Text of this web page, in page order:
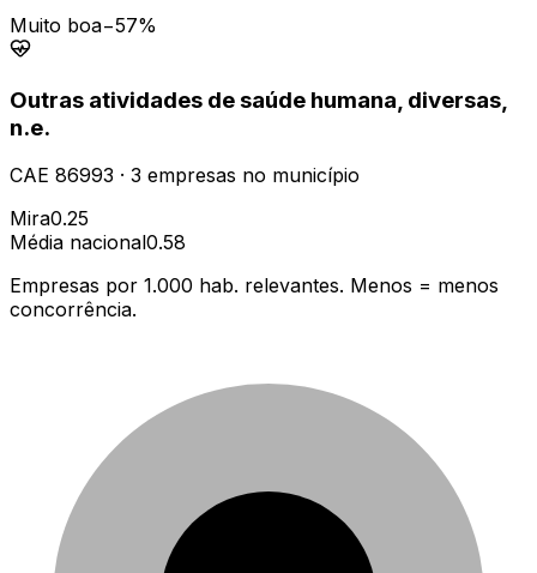
Muito boa−57%
Outras atividades de saúde humana, diversas,
n.e.
CAE 86993 · 3 empresas no município
Mira0.25
Média nacional0.58
Empresas por 1.000 hab. relevantes. Menos = menos
concorrência.